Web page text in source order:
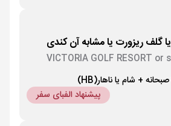
گلف ریزورت یا مشابه آن کندی
VICTORIA GOLF RESORT or
صبحانه + شام یا ناهار(HB)
پیشنهاد الفبای سفر